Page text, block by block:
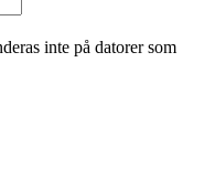
inte på datorer som